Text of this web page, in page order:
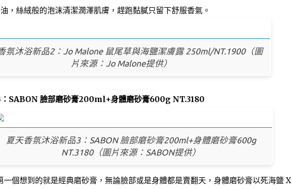
，絲絨般的泡沫清潔潤澤肌膚，趕跑黏膩只留下舒服香氣。
氛沐浴新品2：Jo Malone 鼠尾草與海鹽潔膚露 250ml/NT.1900（圖
片來源：Jo Malone提供）
：SABON 臉部磨砂膏200ml+身體磨砂膏600g NT.3180
夏天香氛沐浴新品3：SABON 臉部磨砂膏200ml+身體磨砂膏600g
NT.3180（圖片來源：SABON提供）
一個想到的就是經典磨砂膏，無論臉部或是身體都是賣翻天，身體磨砂膏以死海鹽